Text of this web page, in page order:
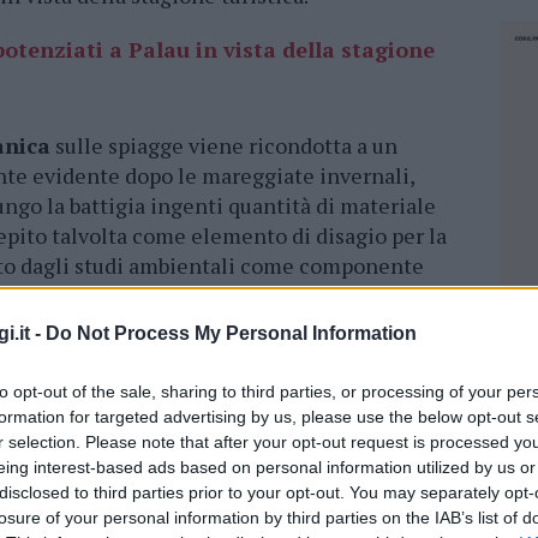
- Do Not Process My Personal Information
opt-out of the sale, sharing to third parties, or processing of your
for targeted advertising by us, please use the below opt-out
selection. Please note that after your opt-out request is processed
interest-based ads based on personal information utilized by us
to third parties prior to your opt-out. You may separately
of your personal information by third parties on the IAB’s list of
a Palau in vista della stagione
sulle spiagge viene ricondotta a un
evidente dopo le mareggiate invernali,
la battigia ingenti quantità di materiale
talvolta come elemento di disagio per la
dagli studi ambientali come componente
contribuendo alla protezione
degli ecosistemi marini. Per
ampia strategia di gestione sostenibile delle
differenziate in base alle
con soluzioni calibrate sulle specifiche
particolarmente consistente e la